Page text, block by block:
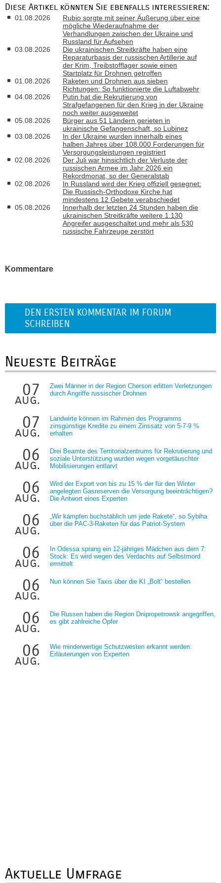
Diese Artikel könnten Sie ebenfalls interessieren:
01.08.2026
Rubio sorgte mit seiner Äußerung über eine
mögliche Wiederaufnahme der
Verhandlungen zwischen der Ukraine und
Russland für Aufsehen
03.08.2026
Die ukrainischen Streitkräfte haben eine
Reparaturbasis der russischen Artillerie auf
der Krim, Treibstofflager sowie einen
Startplatz für Drohnen getroffen
01.08.2026
Raketen und Drohnen aus sieben
Richtungen: So funktionierte die Luftabwehr
04.08.2026
Putin hat die Rekrutierung von
Strafgefangenen für den Krieg in der Ukraine
noch weiter ausgeweitet
05.08.2026
Bürger aus 51 Ländern gerieten in
ukrainische Gefangenschaft, so Lubinez
03.08.2026
In der Ukraine wurden innerhalb eines
halben Jahres über 108.000 Forderungen für
Versorgungsleistungen registriert
02.08.2026
Der Juli war hinsichtlich der Verluste der
russischen Armee im Jahr 2026 ein
Rekordmonat, so der Generalstab
02.08.2026
In Russland wird der Krieg offiziell gesegnet:
Die Russisch-Orthodoxe Kirche hat
mindestens 12 Gebete verabschiedet
05.08.2026
Innerhalb der letzten 24 Stunden haben die
ukrainischen Streitkräfte weitere 1.130
Angreifer ausgeschaltet und mehr als 530
russische Fahrzeuge zerstört
Kommentare
DEN ERSTEN KOMMENTAR IM FORUM
SCHREIBEN
Neueste Beiträge
07
aug.
Zwei Männer in der Region Cherson erlitten Verletzungen
durch Angriffe russischer Drohnen
07
aug.
Landwirte können im Rahmen des Programms
zinsgünstige Kredite zu einem Zinssatz von 5-7-9 %
erhalten
06
aug.
Drei Beamte des Territorialzentrums für Rekrutierung und
soziale Unterstützung wurden wegen vorgetäuschter
Mobilisierungen entlarvt
06
aug.
Wird der Export von bis zu 15 % der für den Winter
angelegten Gasreserven die Versorgung beeinträchtigen?
Die Antwort eines Experten
06
aug.
„Wir kämpfen buchstäblich um jede Rakete“, so Sybiha
über die PAC-3-Raketen für das Patriot-System
06
aug.
In Odessa sprang ein 12-jähriges Mädchen aus dem 7:
Stock: Es wird wegen des Verdachts auf Selbstmord
ermittelt
06
aug.
Nun können Sie Taxis über die KI „Bolt“ bestellen
06
aug.
Die Russen haben die Region Dnipropetrowsk angegriffen,
es gibt zahlreiche Opfer
06
aug.
Wie minderwertige Schutzwesten erkannt werden:
Erläuterungen von Experten
Aktuelle Umfrage